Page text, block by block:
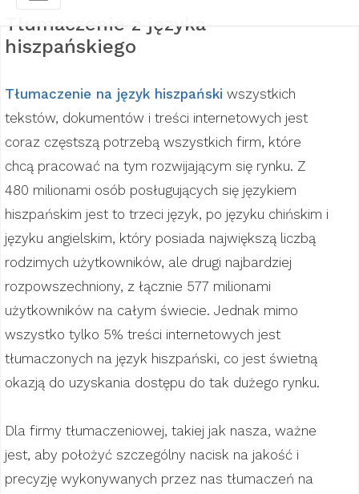
Tłumaczenie z języka
hiszpańskiego
Tłumaczenie na język hiszpański wszystkich
tekstów, dokumentów i treści internetowych jest
coraz częstszą potrzebą wszystkich firm, które
chcą pracować na tym rozwijającym się rynku. Z
480 milionami osób posługujących się językiem
hiszpańskim jest to trzeci język, po języku chińskim i
języku angielskim, który posiada największą liczbą
rodzimych użytkowników, ale drugi najbardziej
rozpowszechniony, z łącznie 577 milionami
użytkowników na całym świecie. Jednak mimo
wszystko tylko 5% treści internetowych jest
tłumaczonych na język hiszpański, co jest świetną
okazją do uzyskania dostępu do tak dużego rynku.
Dla firmy tłumaczeniowej, takiej jak nasza, ważne
jest, aby położyć szczególny nacisk na jakość i
precyzję wykonywanych przez nas tłumaczeń na